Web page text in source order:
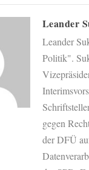
Leander
Leander
Politik".
gegen
der DFÜ